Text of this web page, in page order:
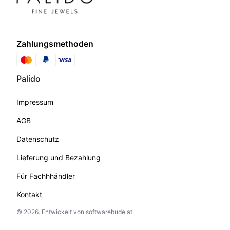
Zahlungsmethoden
Palido
Impressum
AGB
Datenschutz
Lieferung und Bezahlung
Für Fachhhändler
Kontakt
© 2026. Entwickelt von softwarebude.at